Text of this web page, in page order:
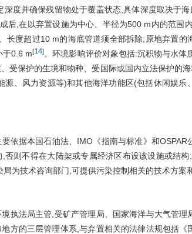
深度并确保残留物处于覆盖状态,具体深度取决于
后,在以弃置设施为中心、半径为500 m内的范围
长度超过10 m的海底管道须全部拆除;原地弃置的
于0.6 m[14]。环境影响评价对象包括:沉积物与水体
受保护的生境和物种、受国际或国内立法保护的
源、风力资源等)和其他海洋功能区(包括休闲娱乐
依据本国石油法、IMO《指南与标准》和
否则不得在大陆架或专属经济区布设该设施或结
为技术咨询部门,可提供污染控制相关的技术方案
执法局主管,受矿产管理局、国家海洋与大气管
方的三层管理体系,与弃置相关的法律法规包括《